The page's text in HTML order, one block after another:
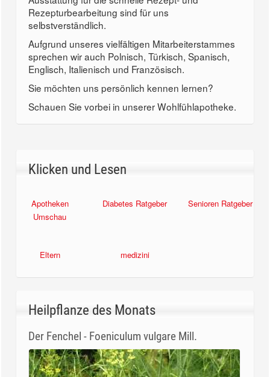
Rezepturbearbeitung sind für uns
selbstverständlich.
Aufgrund unseres vielfältigen Mitarbeiterstammes
sprechen wir auch Polnisch, Türkisch, Spanisch,
Englisch, Italienisch und Französisch.
Sie möchten uns persönlich kennen lernen?
Schauen Sie vorbei in unserer Wohlfühlapotheke.
Klicken und Lesen
Apotheken
Umschau
Diabetes Ratgeber Senioren Ratgeber
Eltern medizini
Heilpflanze des Monats
Der Fenchel - Foeniculum vulgare Mill.